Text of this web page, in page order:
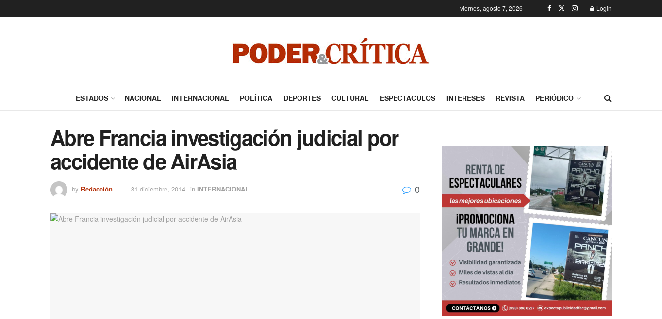
viernes, agosto 7, 2026 Login
ESTADOS NACIONAL INTERNACIONAL POLÍTICA DEPORTES CULTURAL ESPECTACULOS INTERESES REVISTA PERIÓDICO
Abre Francia investigación judicial por
accidente de AirAsia
by Redacción 31 diciembre, 2014 in INTERNACIONAL 0